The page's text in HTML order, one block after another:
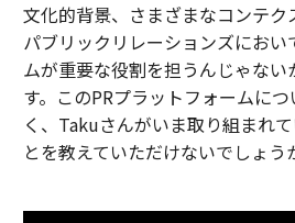
文化的背景、さまざまなコンテ
パブリックリレーションズにおい
ムが重要な役割を担うんじゃない
す。このPRプラットフォームに
く、Takuさんがいま取り組まれ
とを教えていただけないでしょう